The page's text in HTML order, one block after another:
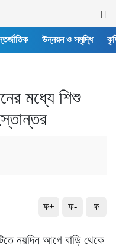
উন্নয়ন ও সমৃদ্ধি
মধ্যে শিশু
ফ+ ফ- ফ
নয়দিন আগে বাড়ি থেকে